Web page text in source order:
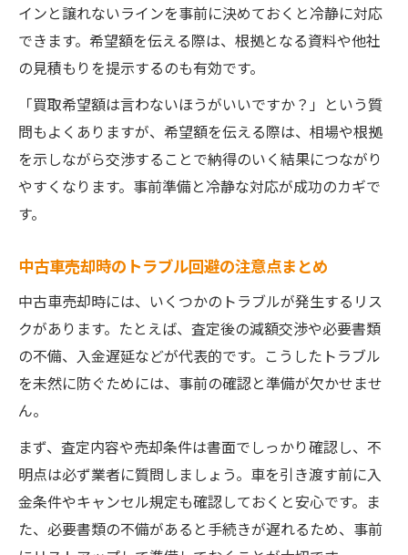
インと譲れないラインを事前に決めておくと冷静に対応
できます。希望額を伝える際は、根拠となる資料や他社
の見積もりを提示するのも有効です。
「買取希望額は言わないほうがいいですか？」という質
問もよくありますが、希望額を伝える際は、相場や根拠
を示しながら交渉することで納得のいく結果につながり
やすくなります。事前準備と冷静な対応が成功のカギで
す。
中古車売却時のトラブル回避の注意点まとめ
中古車売却時には、いくつかのトラブルが発生するリス
クがあります。たとえば、査定後の減額交渉や必要書類
の不備、入金遅延などが代表的です。こうしたトラブル
を未然に防ぐためには、事前の確認と準備が欠かせませ
ん。
まず、査定内容や売却条件は書面でしっかり確認し、不
明点は必ず業者に質問しましょう。車を引き渡す前に入
金条件やキャンセル規定も確認しておくと安心です。ま
た、必要書類の不備があると手続きが遅れるため、事前